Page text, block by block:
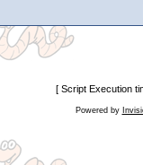
[ Script Execution
Powered by